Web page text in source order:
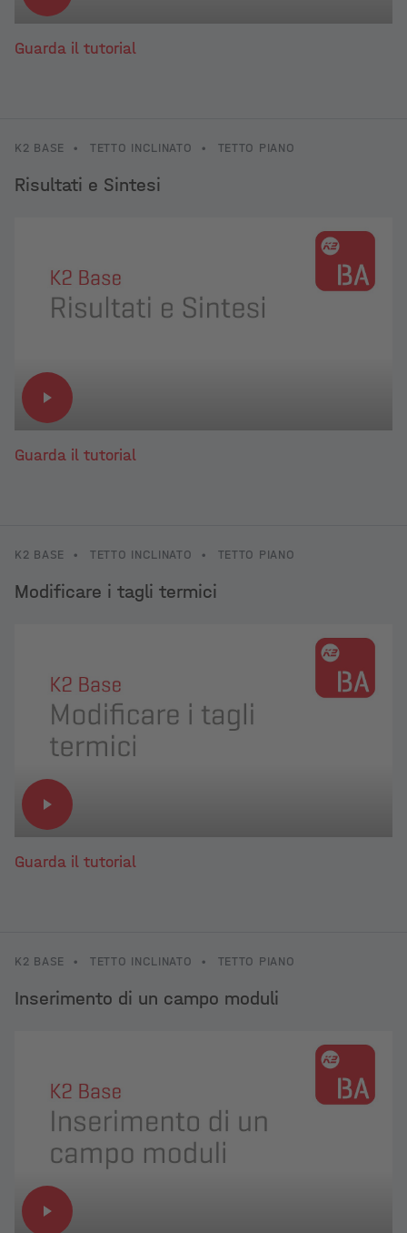
Guarda il tutorial
K2 BASE • TETTO INCLINATO • TETTO PIANO
Risultati e Sintesi
Guarda il tutorial
K2 BASE • TETTO INCLINATO • TETTO PIANO
Modificare i tagli termici
Guarda il tutorial
K2 BASE • TETTO INCLINATO • TETTO PIANO
Inserimento di un campo moduli